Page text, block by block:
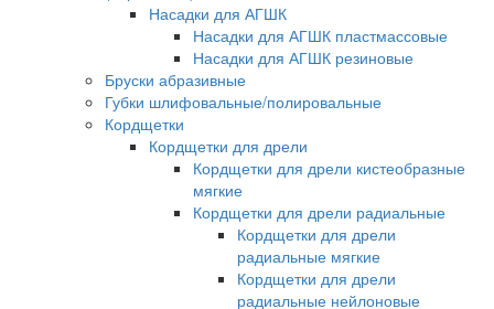
Насадки для АГШК
Насадки для АГШК пластмассовые
Насадки для АГШК резиновые
Бруски абразивные
Губки шлифовальные/полировальные
Кордщетки
Кордщетки для дрели
Кордщетки для дрели кистеобразные
мягкие
Кордщетки для дрели радиальные
Кордщетки для дрели
радиальные мягкие
Кордщетки для дрели
радиальные нейлоновые